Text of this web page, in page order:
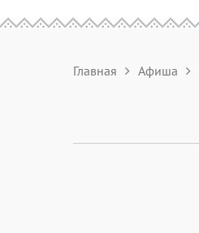
Главная Афиша